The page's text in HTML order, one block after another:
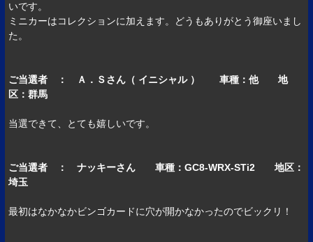
いです。
ミニカーはコレクションに加えます。どうもありがとう御座いまし
た。
ご当選者 ： Ａ．Ｓさん（ イニシャル ） 車種：他 地
区：群馬
当選できて、とても嬉しいです。
ご当選者 ： ナッキーさん 車種：GC8-WRX-STi2 地区：
埼玉
最初はなかなかビンゴカードに穴が開かなかったのでビックリ！